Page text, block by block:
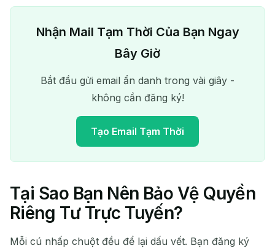
Nhận Mail Tạm Thời Của Bạn Ngay
Bây Giờ
Bắt đầu gửi email ẩn danh trong vài giây -
không cần đăng ký!
Tạo Email Tạm Thời
Địa chỉ Email Tạm Thời của
bạn:
Tại Sao Bạn Nên Bảo Vệ Quyền
Riêng Tư Trực Tuyến?
Mỗi cú nhấp chuột đều để lại dấu vết. Bạn đăng ký